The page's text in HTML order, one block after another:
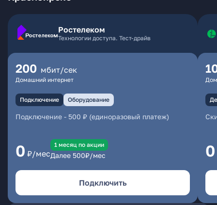
Ростелеком
Технологии доступа. Тест-драйв
200 мбит/сек
Домашний интернет
Подключение Оборудование
Подключение - 500 ₽ (единоразовый платеж)
0 ₽/мес
1 месяц по акции
Далее 500₽/мес
Подключить
0